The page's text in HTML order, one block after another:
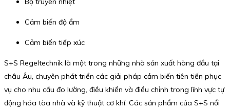
Cảm biến độ ẩm
Cảm biến tiếp xúc
S+S Regeltechnik là một trong những nhà sản xuất hàng đầu tại
châu Âu, chuyên phát triển các giải pháp cảm biến tiên tiến phục
vụ cho nhu cầu đo lường, điều khiển và điều chỉnh trong lĩnh vực tự
động hóa tòa nhà và kỹ thuật cơ khí. Các sản phẩm của S+S nổi